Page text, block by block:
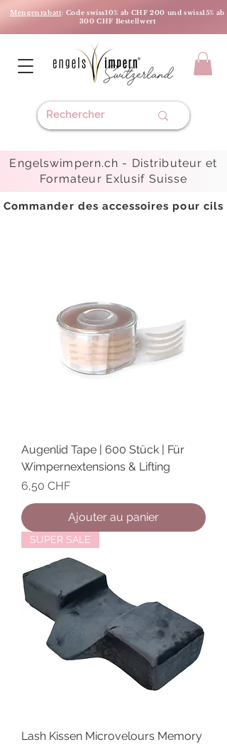
Mengenrabatt: Code swiss10% ab CHF 200 und swiss15% ab
300 CHF Bestellwert
Engelswimpern.ch - Distributeur et
Formateur Exlusif Suisse
Commander des accessoires pour cils
Augenlid Tape | 600 Stück | Für
Wimpernextensions & Lifting
Prix
6,50 CHF
Ajouter au panier
SUPER SALE
Lash Kissen Microvelours Memory